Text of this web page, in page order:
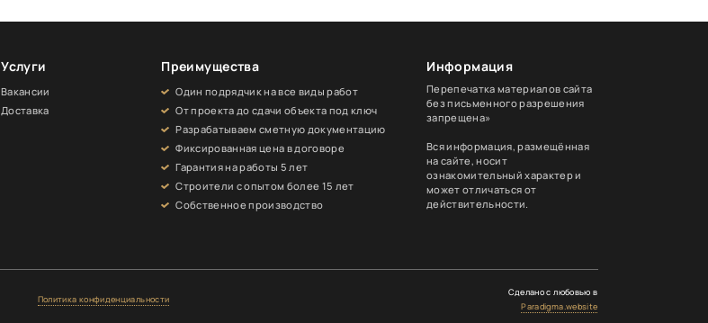
Услуги
Вакансии
Доставка
Преимущества
Один подрядчик на все виды работ
От проекта до сдачи объекта под ключ
Разрабатываем сметную документацию
Фиксированная цена в договоре
Гарантия на работы 5 лет
Строители с опытом более 15 лет
Собственное производство
Информация
Перепечатка материалов сайта
без письменного разрешения
запрещена»
Вся информация, размещённая
на сайте, носит
ознакомительный характер и
может отличаться от
действительности.
Политика конфиденциальности
Сделано с любовью в
Paradigma.website